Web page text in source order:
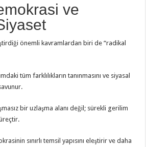
ve
önemli kavramlardan biri de “radikal
tüm farklılıkların tanınmasını ve siyasal
bir uzlaşma alanı değil; sürekli gerilim
sınırlı temsil yapısını eleştirir ve daha